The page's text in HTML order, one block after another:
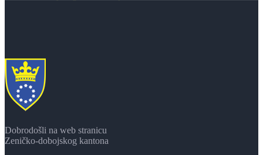
Dobrodošli na web stranicu
Zeničko-dobojskog kantona